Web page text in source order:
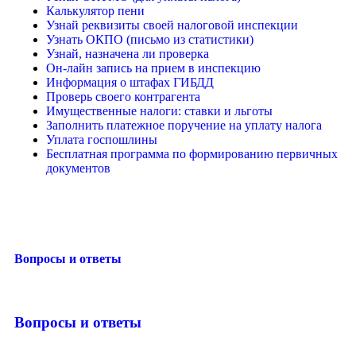
Калькулятор пени
Узнай реквизиты своей налоговой инспекции
Узнать ОКПО (письмо из статистики)
Узнай, назначена ли проверка
Он-лайн запись на прием в инспекцию
Информация о штафах ГИБДД
Проверь своего контрагента
Имущественные налоги: ставки и льготы
Заполнить платежное поручение на уплату налога
Уплата госпошлины
Бесплатная программа по формированию первичных
документов
Вопросы и ответы
Вопросы и ответы